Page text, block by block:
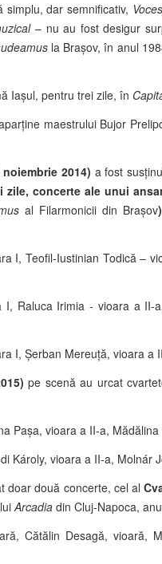
dar semnificativ, Voces
– nu au fost desigur
la Brașov, în anul
Iașul, pentru trei zile, în
maestrului Bujor
noiembrie 2014) a fost
concerte ale unui
al Filarmonicii din Brașov
I, Teofil-Iustinian Todică –
I, Raluca Irimia - vioara a II-
I, Șerban Mereuță, vioara a
pe scenă au urcat
Paşa, vioara a II-a,
Károly, vioara a II-a, Molnár
doar două concerte, cel al
Arcadia din Cluj-Napoca,
Cătălin Desagă, vioară,